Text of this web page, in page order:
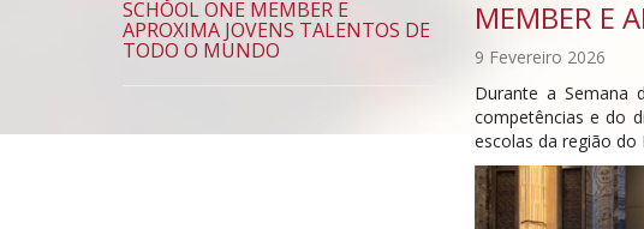
MEMBER E
9 Fevereiro 2026
Durante a Semana
competências e do
escolas da região do
SCHOOL ONE MEMBER E
APROXIMA JOVENS TALENTOS DE
TODO O MUNDO